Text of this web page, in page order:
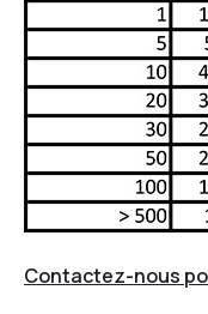
Contactez-nous